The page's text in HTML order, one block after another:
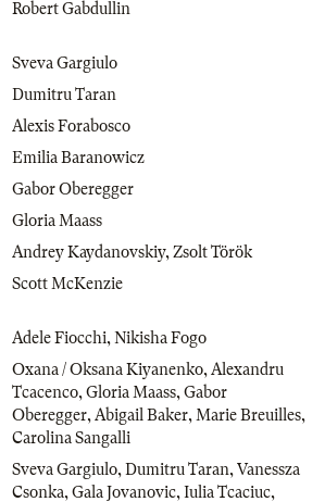
Robert Gabdullin
Sveva Gargiulo
Dumitru Taran
Alexis Forabosco
Emilia Baranowicz
Gabor Oberegger
Gloria Maass
Andrey Kaydanovskiy, Zsolt Török
Scott McKenzie
Adele Fiocchi, Nikisha Fogo
Oxana / Oksana Kiyanenko, Alexandru
Tcacenco, Gloria Maass, Gabor
Oberegger, Abigail Baker, Marie Breuilles,
Carolina Sangalli
Sveva Gargiulo, Dumitru Taran, Vanessza
Csonka, Gala Jovanovic, Iulia Tcaciuc,